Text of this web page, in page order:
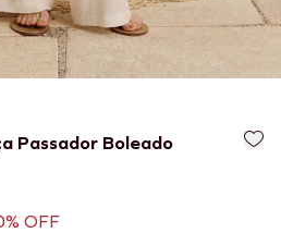
Passador Boleado
OFF